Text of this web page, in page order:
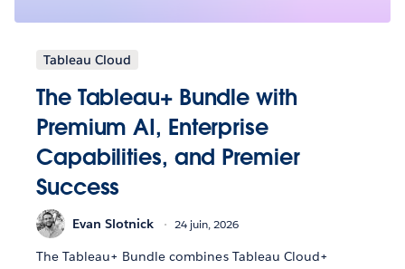
Tableau Cloud
The Tableau+ Bundle with
Premium AI, Enterprise
Capabilities, and Premier
Success
Evan Slotnick 24 juin, 2026
The Tableau+ Bundle combines Tableau Cloud+